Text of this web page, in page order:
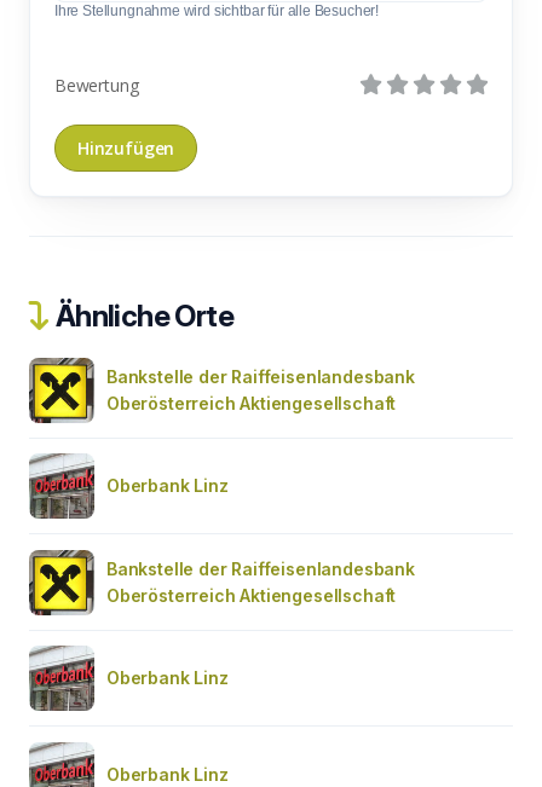
Ihre Stellungnahme wird sichtbar für alle Besucher!
Bewertung
Ähnliche Orte
Bankstelle der Raiffeisenlandesbank
Oberösterreich Aktiengesellschaft
Oberbank Linz
Bankstelle der Raiffeisenlandesbank
Oberösterreich Aktiengesellschaft
Oberbank Linz
Oberbank Linz